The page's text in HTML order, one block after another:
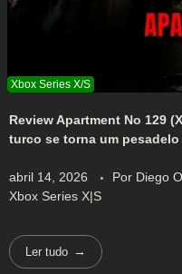
Review Apartment No 129
turco se torna um
abril 14, 2026 Por Diego
Xbox Series X|S
Ler tudo